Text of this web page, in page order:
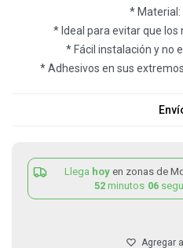
* Material:
* Ideal para evitar que los
* Fácil instalación y no
* Adhesivos en sus
Llega hoy en zonas de
52 minutos 06